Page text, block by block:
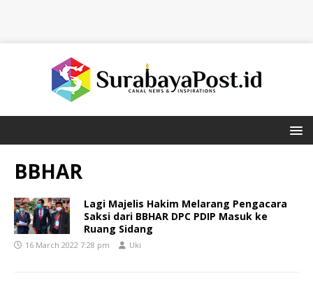
BBHAR
Lagi Majelis Hakim Melarang Pengacara
Saksi dari BBHAR DPC PDIP Masuk ke
Ruang Sidang
16 March 2022 7:28 pm Uki